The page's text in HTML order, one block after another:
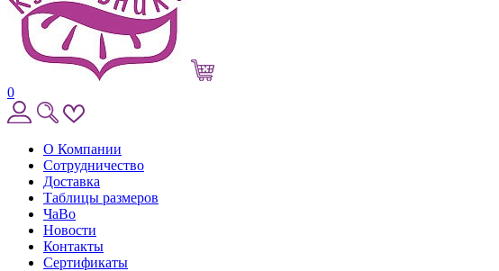
0
О Компании
Сотрудничество
Доставка
Таблицы размеров
ЧаВо
Новости
Контакты
Сертификаты